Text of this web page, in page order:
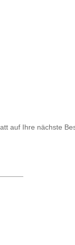
auf Ihre nächste